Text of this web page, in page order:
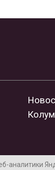
аналитики